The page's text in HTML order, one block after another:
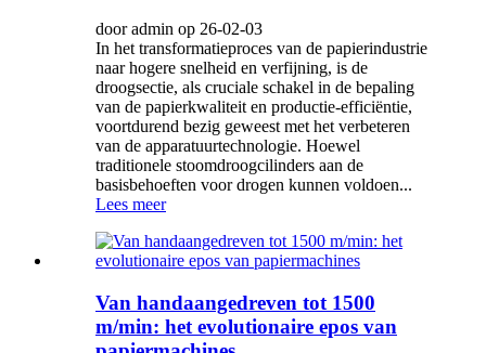
door admin op 26-02-03
In het transformatieproces van de papierindustrie
naar hogere snelheid en verfijning, is de
droogsectie, als cruciale schakel in de bepaling
van de papierkwaliteit en productie-efficiëntie,
voortdurend bezig geweest met het verbeteren
van de apparatuurtechnologie. Hoewel
traditionele stoomdroogcilinders aan de
basisbehoeften voor drogen kunnen voldoen...
Lees meer
Van handaangedreven tot 1500
m/min: het evolutionaire epos van